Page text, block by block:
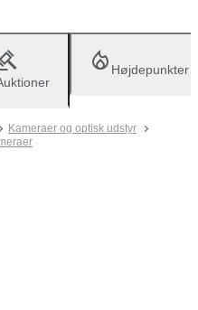
Højdepunkter
Kameraer og optisk udstyr